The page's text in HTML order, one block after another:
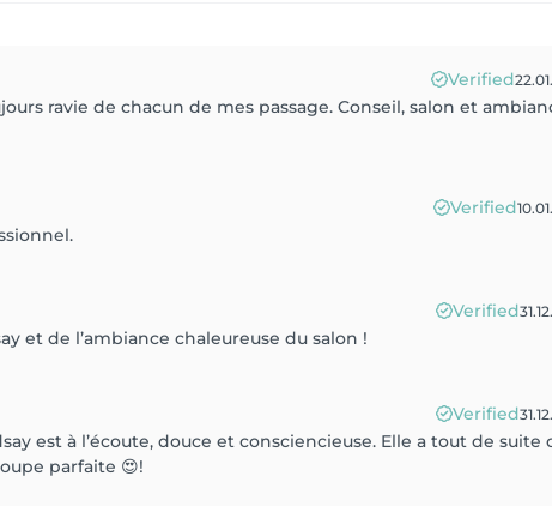
Verified
ravie de chacun de mes passage. Conseil, salon et
Verified
Verified
et de l’ambiance chaleureuse du salon !
Verified
est à l’écoute, douce et consciencieuse. Elle a tout de suite
parfaite 😍!